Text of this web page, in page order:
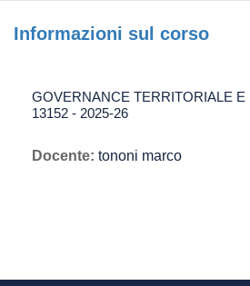
Informazioni sul corso
GOVERNANCE TERRITORIALE E
13152 - 2025-26
Docente: tononi marco